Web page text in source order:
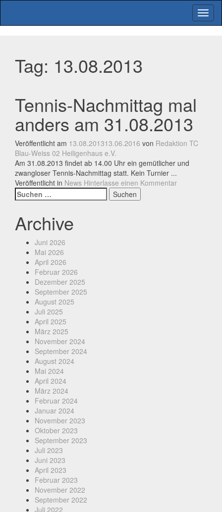
Menu
Tag: 13.08.2013
Tennis-Nachmittag mal
anders am 31.08.2013
Veröffentlicht am 13.08.201313.06.2016 von Redaktion TC
Blau-Weiss 02 Heiligenhaus e.V.
Am 31.08.2013 findet ab 14.00 Uhr ein gemütlicher und
zwangloser Tennis-Nachmittag statt. Kein Turnier ...
Veröffentlicht in News Hinterlasse einen Kommentar
Beitrags-
Navigation
Suchen
nach:
Archive
Juni 2026
Mai 2026
April 2026
Februar 2026
Dezember 2025
September 2025
August 2025
Juli 2025
April 2025
März 2025
November 2024
September 2024
August 2024
Mai 2024
April 2024
März 2024
Februar 2024
Januar 2024
November 2023
Oktober 2023
September 2023
Juli 2023
Juni 2023
April 2023
Februar 2023
November 2022
September 2022
Juli 2022